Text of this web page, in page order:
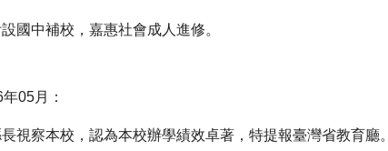
國中補校，嘉惠社會成人進修。
05月：
視察本校，認為本校辦學績效卓著，特提報臺灣省教育廳。